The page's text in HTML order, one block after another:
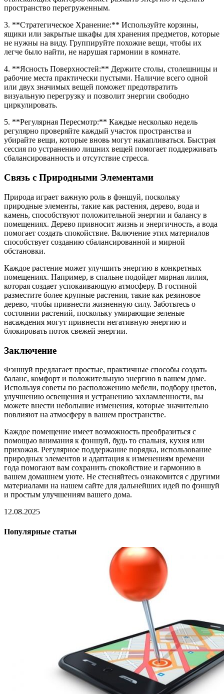
пространство перегруженным.
3. **Стратегическое Хранение:** Используйте корзины,
ящики или закрытые шкафы для хранения предметов, которые
не нужны на виду. Группируйте похожие вещи, чтобы их
легче было найти, не нарушая гармонии в комнате.
4. **Ясность Поверхностей:** Держите столы, столешницы и
рабочие места практически пустыми. Наличие всего одной
или двух значимых вещей поможет предотвратить
визуальную перегрузку и позволит энергии свободно
циркулировать.
5. **Регулярная Пересмотр:** Каждые несколько недель
регулярно проверяйте каждый участок пространства и
убирайте вещи, которые вновь могут накапливаться. Быстрая
сессия по устранению лишних вещей помогает поддерживать
сбалансированность и отсутствие стресса.
Связь с Природными Элементами
Природа играет важную роль в фэншуй, поскольку
природные элементы, такие как растения, дерево, вода и
камень, способствуют положительной энергии и балансу в
помещениях. Дерево привносит жизнь и энергичность, а вода
помогает создать спокойствие. Включение этих материалов
способствует созданию сбалансированной и мирной
обстановки.
Каждое растение может улучшить энергию в конкретных
помещениях. Например, в спальне подойдет мирная лилия,
которая создает успокаивающую атмосферу. В гостиной
разместите более крупные растения, такие как резиновое
дерево, чтобы привнести жизненную силу. Заботьтесь о
состоянии растений, поскольку умирающие зеленые
насаждения могут привнести негативную энергию и
блокировать поток свежей энергии.
Заключение
Фэншуй предлагает простые, практичные способы создать
баланс, комфорт и положительную энергию в вашем доме.
Используя советы по расположению мебели, подбору цветов,
улучшению освещения и устранению захламленности, вы
можете внести небольшие изменения, которые значительно
повлияют на атмосферу в вашем пространстве.
Каждое помещение имеет возможность преобразиться с
помощью внимания к фэншуй, будь то спальня, кухня или
прихожая. Регулярное поддержание порядка, использование
природных элементов и адаптация к изменениям времени
года помогают вам сохранить спокойствие и гармонию в
вашем домашнем уюте. Не стесняйтесь ознакомится с другими
материалами на нашем сайте для дальнейших идей по фэншуй
и простым улучшениям вашего дома.
12.08.2025
Популярные статьи